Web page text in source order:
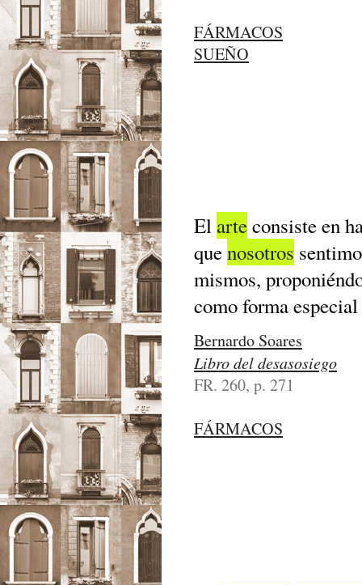
FÁRMACOS
SUEÑO
El arteconsiste en
quenosotros
mismos,
como forma
Bernardo Soares
Libro del desasosiego
FR. 260, p. 271
FÁRMACOS